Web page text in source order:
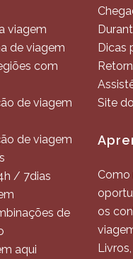
viagem
de viagem
com
de viagem
de viagem
/ 7dias
de
aqui
Dicas
Site
Como
os